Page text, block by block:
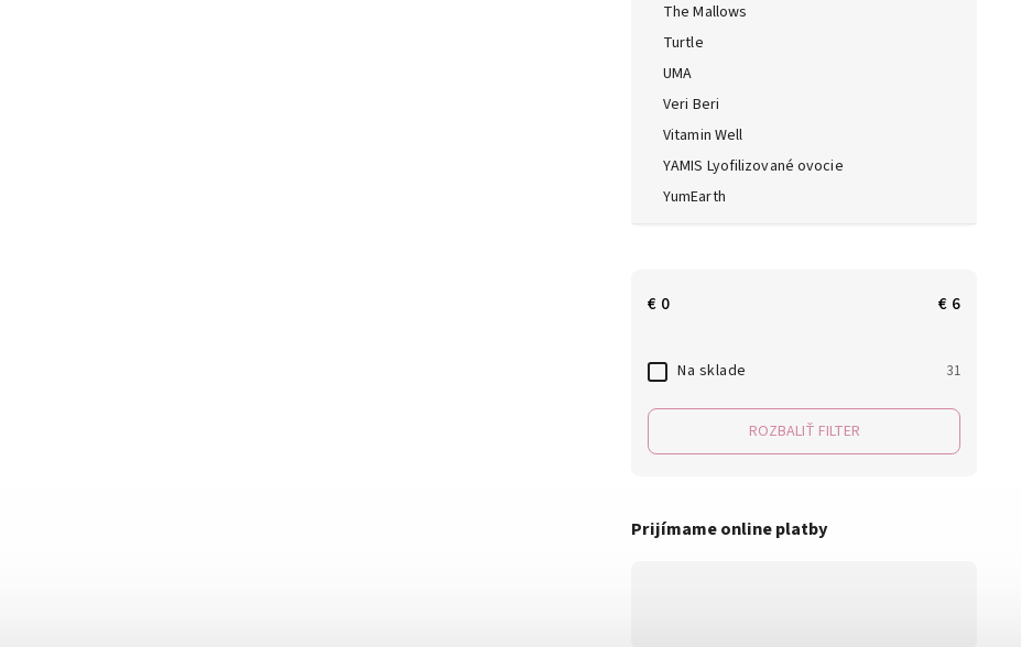
The Mallows
Turtle
UMA
Veri Beri
Vitamin Well
YAMIS Lyofilizované ovocie
YumEarth
€ 0 € 6
Na sklade 31
ROZBALIŤ FILTER
Prijímame online platby